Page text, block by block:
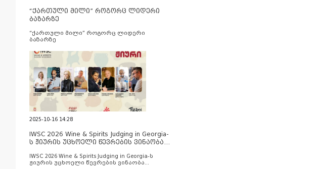
“ქართული მილი” როგორც ლიდერი
ბაზარზე
“ქართული მილი” როგორც ლიდერი
ბაზარზე
2025-10-16 14:28
IWSC 2026 Wine & Spirits Judging in Georgia-
ს ჟიურის უცხოელი წევრების ვინაობა
IWSC 2026 Wine & Spirits Judging in Georgia-ს
ჟიურის უცხოელი წევრების ვინაობა